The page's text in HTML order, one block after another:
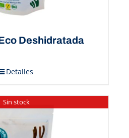
Deshidratada
Detalles
Sin stock